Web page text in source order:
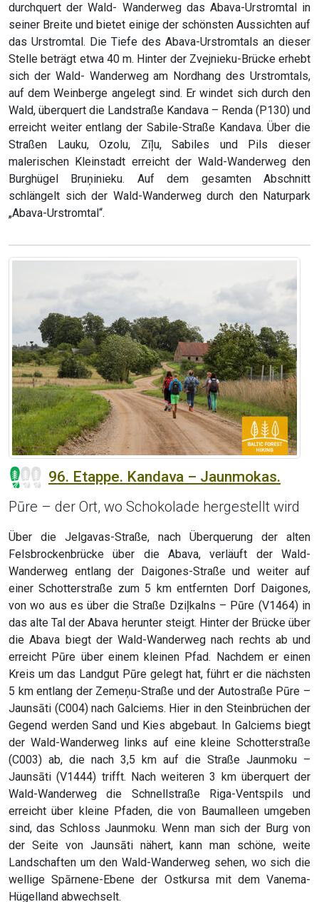
durchquert der Wald- Wanderweg das Abava-Urstromtal in
seiner Breite und bietet einige der schönsten Aussichten auf
das Urstromtal. Die Tiefe des Abava-Urstromtals an dieser
Stelle beträgt etwa 40 m. Hinter der Zvejnieku-Brücke erhebt
sich der Wald- Wanderweg am Nordhang des Urstromtals,
auf dem Weinberge angelegt sind. Er windet sich durch den
Wald, überquert die Landstraße Kandava – Renda (P130) und
erreicht weiter entlang der Sabile-Straße Kandava. Über die
Straßen Lauku, Ozolu, Zīļu, Sabiles und Pils dieser
malerischen Kleinstadt erreicht der Wald-Wanderweg den
Burghügel Bruņinieku. Auf dem gesamten Abschnitt
schlängelt sich der Wald-Wanderweg durch den Naturpark
„Abava-Urstromtal“.
96. Etappe. Kandava – Jaunmokas.
Pūre – der Ort, wo Schokolade hergestellt wird
Über die Jelgavas-Straße, nach Überquerung der alten
Felsbrockenbrücke über die Abava, verläuft der Wald-
Wanderweg entlang der Daigones-Straße und weiter auf
einer Schotterstraße zum 5 km entfernten Dorf Daigones,
von wo aus es über die Straße Dziļkalns – Pūre (V1464) in
das alte Tal der Abava herunter steigt. Hinter der Brücke über
die Abava biegt der Wald-Wanderweg nach rechts ab und
erreicht Pūre über einem kleinen Pfad. Nachdem er einen
Kreis um das Landgut Pūre gelegt hat, führt er die nächsten
5 km entlang der Zemeņu-Straße und der Autostraße Pūre –
Jaunsāti (C004) nach Galciems. Hier in den Steinbrüchen der
Gegend werden Sand und Kies abgebaut. In Galciems biegt
der Wald-Wanderweg links auf eine kleine Schotterstraße
(C003) ab, die nach 3,5 km auf die Straße Jaunmoku –
Jaunsāti (V1444) trifft. Nach weiteren 3 km überquert der
Wald-Wanderweg die Schnellstraße Riga-Ventspils und
erreicht über kleine Pfaden, die von Baumalleen umgeben
sind, das Schloss Jaunmoku. Wenn man sich der Burg von
der Seite von Jaunsāti nähert, kann man schöne, weite
Landschaften um den Wald-Wanderweg sehen, wo sich die
wellige Spārnene-Ebene der Ostkursa mit dem Vanema-
Hügelland abwechselt.